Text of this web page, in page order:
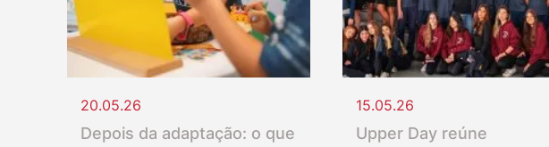
20.05.26
Depois da adaptação: o que
15.05.26
Upper Day reúne